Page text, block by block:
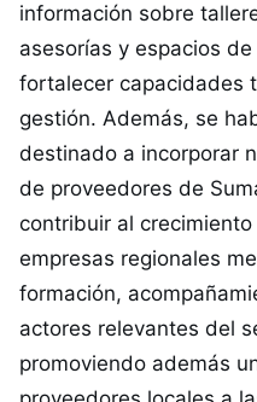
información sobre
asesorías y espacios
fortalecer capacidades
gestión. Además, se
destinado a incorporar
de proveedores de
contribuir al
empresas regionales
formación,
actores relevantes del
promoviendo además